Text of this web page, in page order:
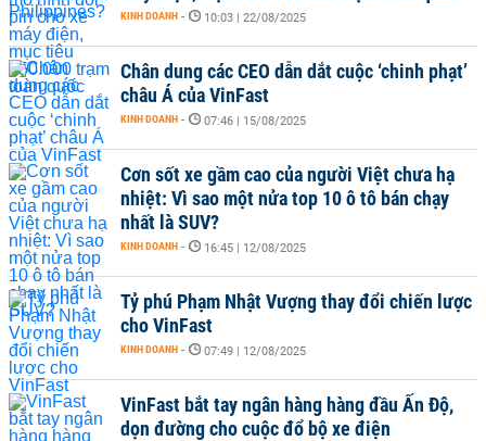
KINH DOANH - 10:03 | 22/08/2025
Chân dung các CEO dẫn dắt cuộc ‘chinh phạt’
châu Á của VinFast
KINH DOANH - 07:46 | 15/08/2025
Cơn sốt xe gầm cao của người Việt chưa hạ
nhiệt: Vì sao một nửa top 10 ô tô bán chạy
nhất là SUV?
KINH DOANH - 16:45 | 12/08/2025
Tỷ phú Phạm Nhật Vượng thay đổi chiến lược
cho VinFast
KINH DOANH - 07:49 | 12/08/2025
VinFast bắt tay ngân hàng hàng đầu Ấn Độ,
dọn đường cho cuộc đổ bộ xe điện